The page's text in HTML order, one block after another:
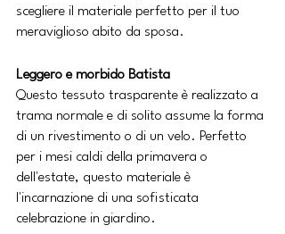
scegliere il materiale perfetto per il tuo
meraviglioso abito da sposa.
Leggero e morbido Batista
Questo tessuto trasparente è realizzato a
trama normale e di solito assume la forma
di un rivestimento o di un velo. Perfetto
per i mesi caldi della primavera o
dell'estate, questo materiale è
l'incarnazione di una sofisticata
celebrazione in giardino.